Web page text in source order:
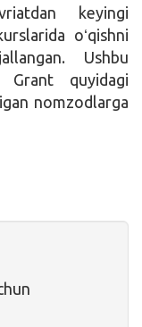
keyingi
oʻqishni
Ushbu
Grant quyidagi
nomzodlarga